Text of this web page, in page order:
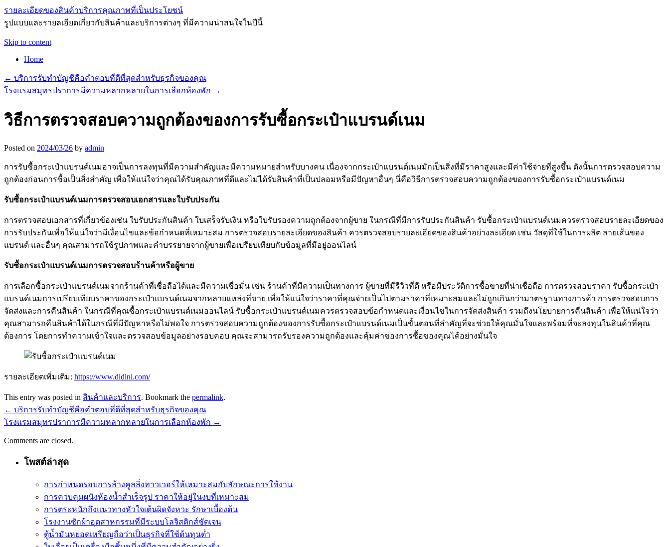
รายละเอียดของสินค้าบริการคุณภาพที่เป็นประโยชน์
รูปแบบและรายลเอียดเกี่ยวกับสินค้าและบริการต่างๆ ที่มีความน่าสนใจในปีนี้
Skip to content
Home
← บริการรับทำบัญชีคือคำตอบที่ดีที่สุดสำหรับธุรกิจของคุณ
โรงแรมสมุทรปราการมีความหลากหลายในการเลือกห้องพัก →
วิธีการตรวจสอบความถูกต้องของการรับซื้อกระเป๋าแบรนด์เนม
Posted on 2024/03/26 by admin
การรับซื้อกระเป๋าแบรนด์เนมอาจเป็นการลงทุนที่มีความสำคัญและมีความหมายสำหรับบางคน เนื่องจากกระเป๋าแบรนด์เนมมักเป็นสิ่งที่มีราคาสูงและมีค่าใช้จ่ายที่สูงขึ้น ดังนั้นการตรวจสอบความ
ถูกต้องก่อนการซื้อเป็นสิ่งสำคัญ เพื่อให้แน่ใจว่าคุณได้รับคุณภาพที่ดีและไม่ได้รับสินค้าที่เป็นปลอมหรือมีปัญหาอื่นๆ นี่คือวิธีการตรวจสอบความถูกต้องของการรับซื้อกระเป๋าแบรนด์เนม
รับซื้อกระเป๋าแบรนด์เนมการตรวจสอบเอกสารและใบรับประกัน
การตรวจสอบเอกสารที่เกี่ยวข้องเช่น ใบรับประกันสินค้า ใบเสร็จรับเงิน หรือใบรับรองความถูกต้องจากผู้ขาย ในกรณีที่มีการรับประกันสินค้า รับซื้อกระเป๋าแบรนด์เนมควรตรวจสอบรายละเอียดของ
การรับประกันเพื่อให้แน่ใจว่ามีเงื่อนไขและข้อกำหนดที่เหมาะสม การตรวจสอบรายละเอียดของสินค้า ควรตรวจสอบรายละเอียดของสินค้าอย่างละเอียด เช่น วัสดุที่ใช้ในการผลิต ลายเส้นของ
แบรนด์ และอื่นๆ คุณสามารถใช้รูปภาพและคำบรรยายจากผู้ขายเพื่อเปรียบเทียบกับข้อมูลที่มีอยู่ออนไลน์
รับซื้อกระเป๋าแบรนด์เนมการตรวจสอบร้านค้าหรือผู้ขาย
การเลือกซื้อกระเป๋าแบรนด์เนมจากร้านค้าที่เชื่อถือได้และมีความเชื่อมั่น เช่น ร้านค้าที่มีความเป็นทางการ ผู้ขายที่มีรีวิวที่ดี หรือมีประวัติการซื้อขายที่น่าเชื่อถือ การตรวจสอบราคา รับซื้อกระเป๋า
แบรนด์เนมการเปรียบเทียบราคาของกระเป๋าแบรนด์เนมจากหลายแหล่งที่ขาย เพื่อให้แน่ใจว่าราคาที่คุณจ่ายเป็นไปตามราคาที่เหมาะสมและไม่ถูกเกินกว่ามาตรฐานทางการค้า การตรวจสอบการ
จัดส่งและการคืนสินค้า ในกรณีที่คุณซื้อกระเป๋าแบรนด์เนมออนไลน์ รับซื้อกระเป๋าแบรนด์เนมควรตรวจสอบข้อกำหนดและเงื่อนไขในการจัดส่งสินค้า รวมถึงนโยบายการคืนสินค้า เพื่อให้แน่ใจว่า
คุณสามารถคืนสินค้าได้ในกรณีที่มีปัญหาหรือไม่พอใจ การตรวจสอบความถูกต้องของการรับซื้อกระเป๋าแบรนด์เนมเป็นขั้นตอนที่สำคัญที่จะช่วยให้คุณมั่นใจและพร้อมที่จะลงทุนในสินค้าที่คุณ
ต้องการ โดยการทำความเข้าใจและตรวจสอบข้อมูลอย่างรอบคอบ คุณจะสามารถรับรองความถูกต้องและคุ้มค่าของการซื้อของคุณได้อย่างมั่นใจ
รายละเอียดเพิ่มเติม: https://www.didini.com/
This entry was posted in สินค้าและบริการ. Bookmark the permalink.
← บริการรับทำบัญชีคือคำตอบที่ดีที่สุดสำหรับธุรกิจของคุณ
โรงแรมสมุทรปราการมีความหลากหลายในการเลือกห้องพัก →
Comments are closed.
โพสต์ล่าสุด
การกำหนดรอบการล้างคูลลิ่งทาวเวอร์ให้เหมาะสมกับลักษณะการใช้งาน
การควบคุมผนังห้องน้ำสำเร็จรูป ราคาให้อยู่ในงบที่เหมาะสม
การตระหนักถึงแนวทางหัวใจเต้นผิดจังหวะ รักษาเบื้องต้น
โรงงานซักผ้าอุตสาหกรรมที่มีระบบโลจิสติกส์ชัดเจน
ตู้น้ำมันหยอดเหรียญถือว่าเป็นธุรกิจที่ใช้ต้นทุนต่ำ